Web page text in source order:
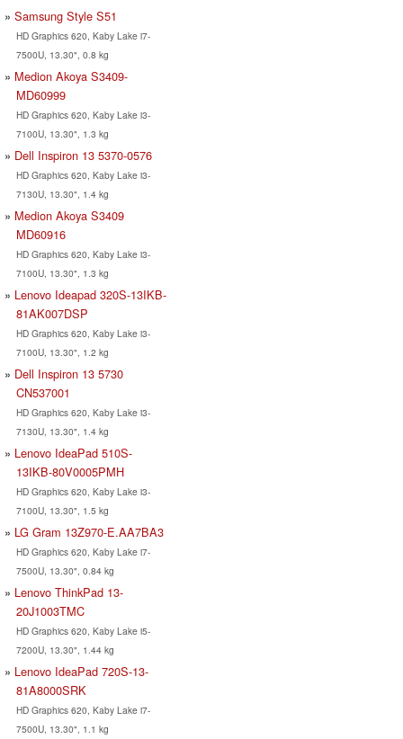
Samsung Style S51
HD Graphics 620, Kaby Lake i7-
7500U, 13.30", 0.8 kg
Medion Akoya S3409-
MD60999
HD Graphics 620, Kaby Lake i3-
7100U, 13.30", 1.3 kg
Dell Inspiron 13 5370-0576
HD Graphics 620, Kaby Lake i3-
7130U, 13.30", 1.4 kg
Medion Akoya S3409
MD60916
HD Graphics 620, Kaby Lake i3-
7100U, 13.30", 1.3 kg
Lenovo Ideapad 320S-13IKB-
81AK007DSP
HD Graphics 620, Kaby Lake i3-
7100U, 13.30", 1.2 kg
Dell Inspiron 13 5730
CN537001
HD Graphics 620, Kaby Lake i3-
7130U, 13.30", 1.4 kg
Lenovo IdeaPad 510S-
13IKB-80V0005PMH
HD Graphics 620, Kaby Lake i3-
7100U, 13.30", 1.5 kg
LG Gram 13Z970-E.AA7BA3
HD Graphics 620, Kaby Lake i7-
7500U, 13.30", 0.84 kg
Lenovo ThinkPad 13-
20J1003TMC
HD Graphics 620, Kaby Lake i5-
7200U, 13.30", 1.44 kg
Lenovo IdeaPad 720S-13-
81A8000SRK
HD Graphics 620, Kaby Lake i7-
7500U, 13.30", 1.1 kg